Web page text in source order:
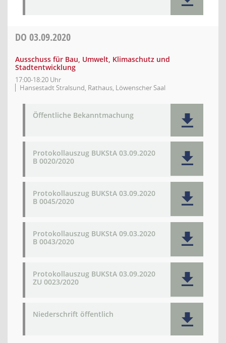
DO 03.09.2020
Ausschuss für Bau, Umwelt, Klimaschutz und
Stadtentwicklung
17:00-18:20 Uhr
Hansestadt Stralsund, Rathaus, Löwenscher Saal
Öffentliche Bekanntmachung
Protokollauszug BUKStA 03.09.2020
B 0020/2020
Protokollauszug BUKStA 03.09.2020
B 0045/2020
Protokollauszug BUKStA 09.03.2020
B 0043/2020
Protokollauszug BUKStA 03.09.2020
ZU 0023/2020
Niederschrift öffentlich